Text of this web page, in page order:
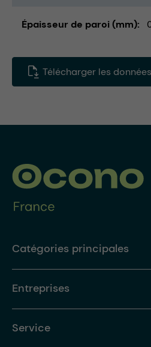
Épaisseur de paroi (mm)
Télécharger les
Catégories principales
Entreprises
Service